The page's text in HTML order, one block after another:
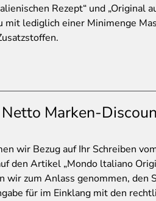
Rezept“ und „Original
lediglich einer Minimenge
Marken-
wir Bezug auf Ihr Schreiben
den Artikel „Mondo ltaliano
wir zum Anlass genommen, den
für im Einklang mit den